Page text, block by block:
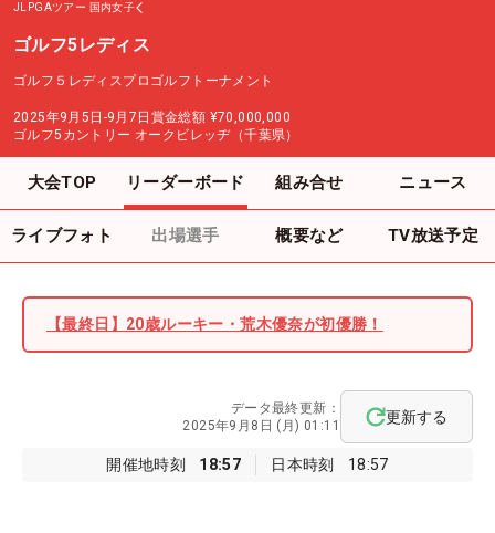
JLPGAツアー 国内女子
ゴルフ5レディス
ゴルフ５レディスプロゴルフトーナメント
2025年9月5日-9月7日 賞金総額 ¥70,000,000
ゴルフ5カントリー オークビレッヂ（千葉県）
大会TOP リーダーボード 組み合せ ニュース
ライブフォト 出場選手 概要など TV放送予定
【最終日】20歳ルーキー・荒木優奈が初優勝！
開催地時刻 18:57 日本時刻 18:57
データ最終更新：
2025年9月8日 (月) 01:11
更新する